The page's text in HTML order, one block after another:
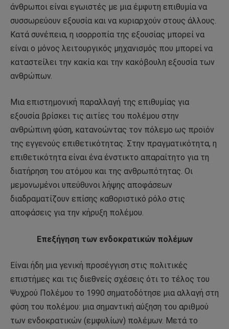
άνθρωποι είναι εγωιστές με μια έμφυτη επιθυμία να
συσσωρεύουν εξουσία και να κυριαρχούν στους άλλους.
Κατά συνέπεια, η ισορροπία της εξουσίας μπορεί να
είναι ο μόνος λειτουργικός μηχανισμός που μπορεί να
καταστείλει την κακία και την κακόβουλη εξουσία των
ανθρώπων.
Μια επιστημονική παραλλαγή της επιθυμίας για
εξουσία βρίσκει τις αιτίες του πολέμου στην
ανθρώπινη φύση, κατανοώντας τον πόλεμο ως προϊόν
της εγγενούς επιθετικότητας. Στην πραγματικότητα, η
επιθετικότητα είναι ένα ένστικτο απαραίτητο για τη
διατήρηση του ατόμου και της ανθρωπότητας. Οι
μεμονωμένοι υπεύθυνοι λήψης αποφάσεων
διαδραματίζουν επίσης καθοριστικό ρόλο στις
αποφάσεις για την κήρυξη πολέμου.
Επεξήγηση των ενδοκρατικών πολέμων
Είναι ήδη μια γενική προσέγγιση στις πολιτικές
επιστήμες και τις διεθνείς σχέσεις ότι το τέλος του
Ψυχρού Πολέμου το 1990 σηματοδότησε μια αλλαγή στη
φύση του πολέμου: μια σημαντική αύξηση του αριθμού
των ενδοκρατικών (εμφυλίων) πολέμων. Μετά το